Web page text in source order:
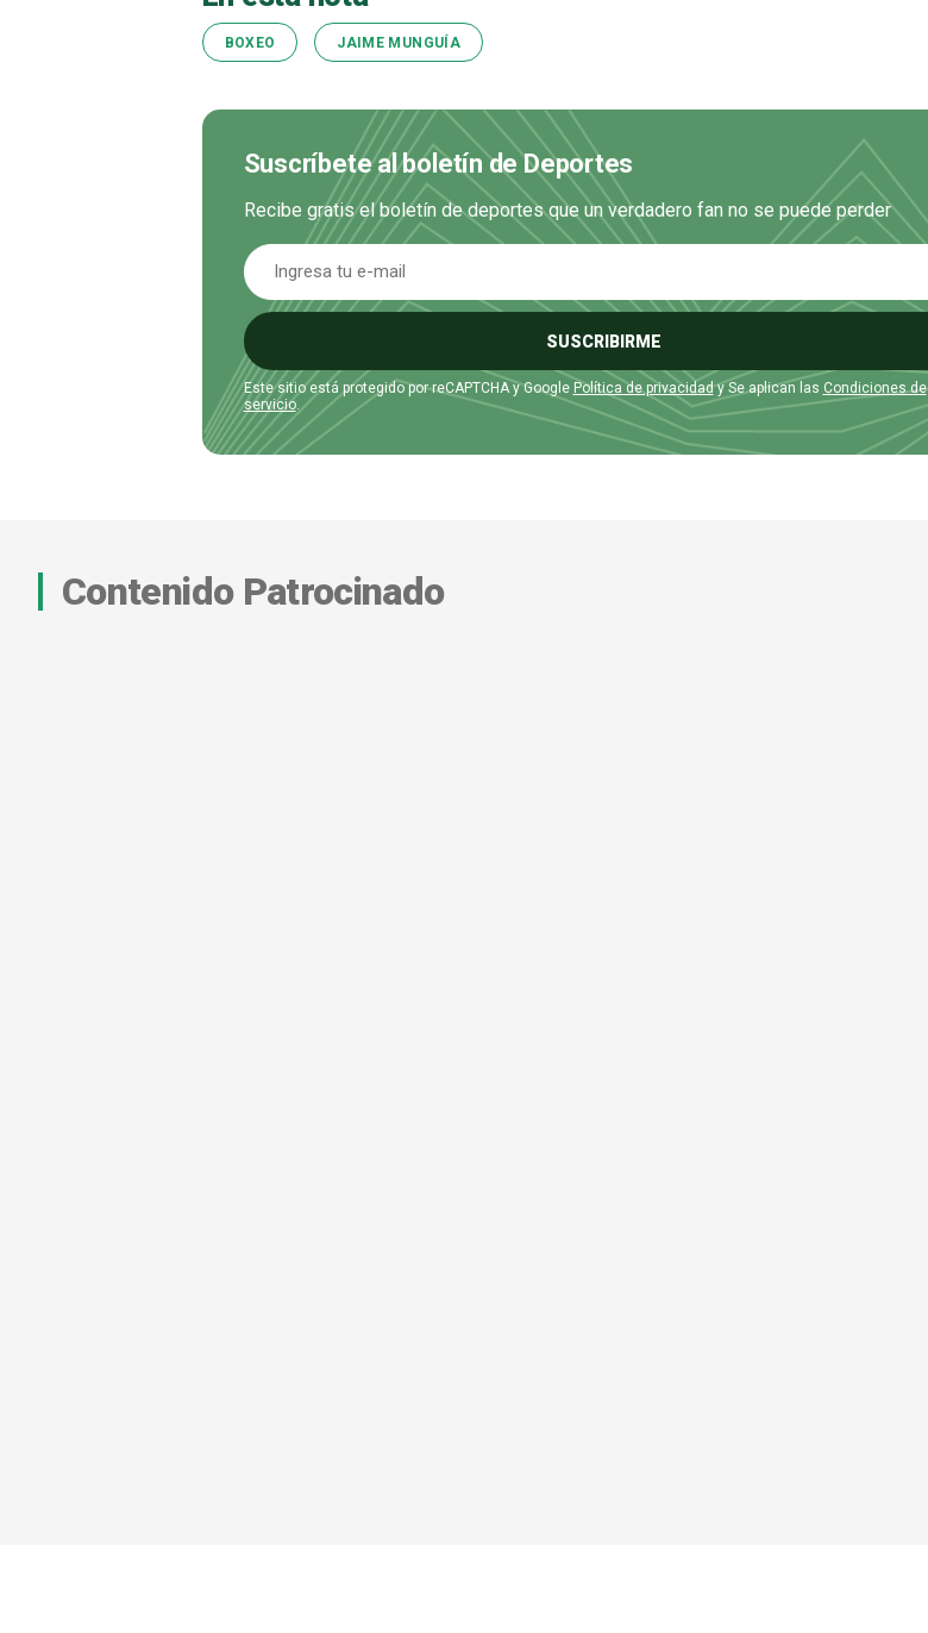
BOXEO JAIME MUNGUÍA
Suscríbete al boletín de Deportes
Recibe gratis el boletín de deportes que un verdadero fan no se puede perder
SUSCRIBIRME
Este sitio está protegido por reCAPTCHA y Google Política de privacidady Se aplican las Condiciones de
servicio.
Contenido Patrocinado